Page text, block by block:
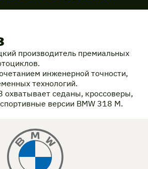
производитель премиальных
инженерной точности,
технологий.
охватывает седаны, кроссоверы,
версии BMW 318 M.